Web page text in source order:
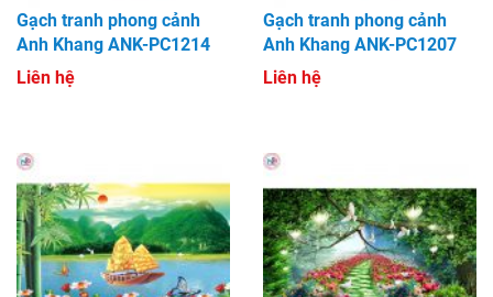
Gạch tranh phong cảnh
Anh Khang ANK-PC1214
Liên hệ
Gạch tranh phong cảnh
Anh Khang ANK-PC1207
Liên hệ